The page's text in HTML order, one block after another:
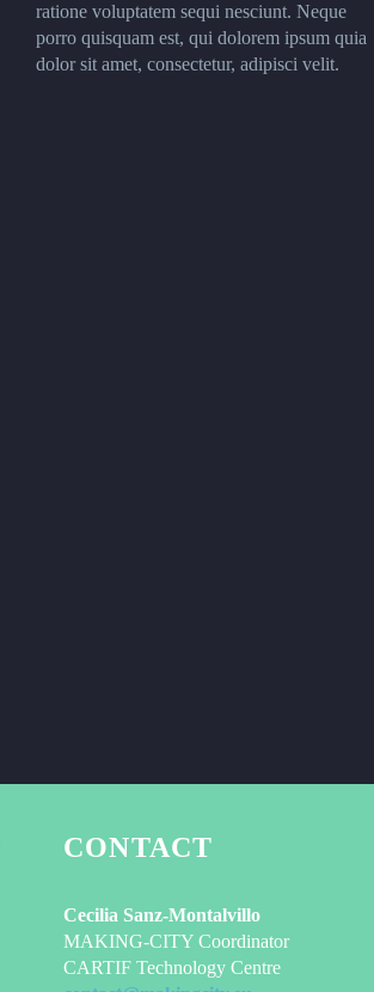
ratione voluptatem sequi nesciunt. Neque
porro quisquam est, qui dolorem ipsum quia
dolor sit amet, consectetur, adipisci velit.
CONTACT
Cecilia Sanz-Montalvillo
MAKING-CITY Coordinator
CARTIF Technology Centre